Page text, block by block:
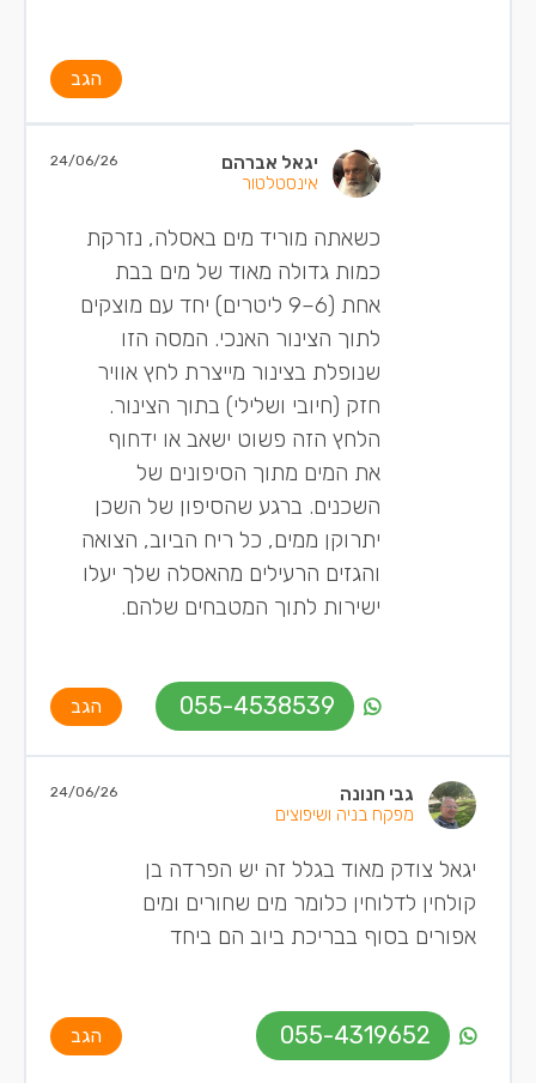
הגב
יגאל אברהם
אינסטלטור
24/06/26
כשאתה מוריד מים באסלה, נזרקת
כמות גדולה מאוד של מים בבת
אחת (6–9 ליטרים) יחד עם מוצקים
לתוך הצינור האנכי. ​המסה הזו
שנופלת בצינור מייצרת לחץ אוויר
חזק (חיובי ושלילי) בתוך הצינור. ​
הלחץ הזה פשוט ישאב או ידחוף
את המים מתוך הסיפונים של
השכנים. ברגע שהסיפון של השכן
יתרוקן ממים, כל ריח הביוב, הצואה
והגזים הרעילים מהאסלה שלך יעלו
ישירות לתוך המטבחים שלהם.
055-4538539 הגב
גבי חנונה
מפקח בניה ושיפוצים
24/06/26
יגאל צודק מאוד בגלל זה יש הפרדה בן
קולחין לדלוחין כלומר מים שחורים ומים
אפורים בסוף בבריכת ביוב הם ביחד
055-4319652 הגב